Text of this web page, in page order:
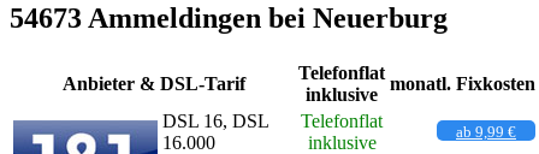
54673 Ammeldingen bei Neuerburg
Anbieter & DSL-Tarif
Telefonflat
inklusive
monatl. Fixkosten
DSL 16, DSL
16.000
Telefonflat
inklusive
ab 9,99 €